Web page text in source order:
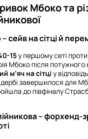
Мбоко та
сейв на сітці й
15у першому сеті проти
Мбоко після потужного
м’яч на сітці у
завершилося для
до півфіналу
– форхенд-